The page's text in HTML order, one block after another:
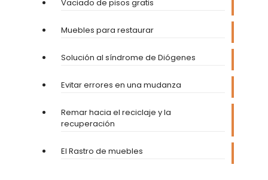
Vaciado de pisos gratis
Muebles para restaurar
Solución al síndrome de Diógenes
Evitar errores en una mudanza
Remar hacia el reciclaje y la
recuperación
El Rastro de muebles